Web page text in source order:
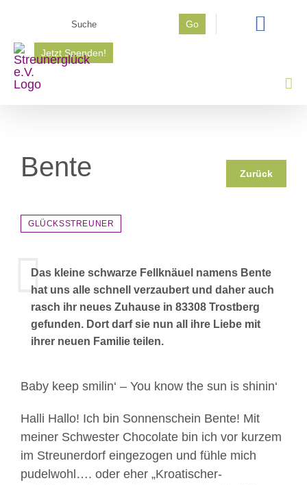
springen
Go
Jetzt Spenden!
Bente Zurück
GLÜCKSSTREUNER
Das kleine schwarze Fellknäuel namens Bente
hat uns alle schnell verzaubert und daher auch
rasch ihr neues Zuhause in 83308 Trostberg
gefunden. Dort darf sie nun all ihre Liebe mit
ihrer neuen Familie teilen.
Baby keep smilin‘ – You know the sun is shinin‘
Halli Hallo! Ich bin Sonnenschein Bente! Mit
meiner Schwester Chocolate bin ich vor kurzem
im Streunerdorf eingezogen und fühle mich
pudelwohl…. oder eher „Kroatischer-